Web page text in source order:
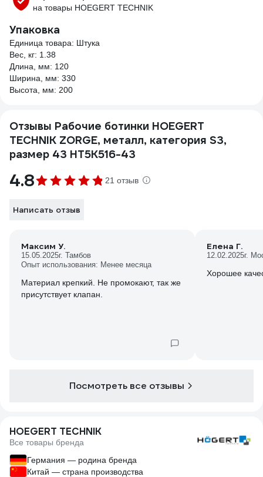
на товары HOEGERT TECHNIK
Упаковка
Единица товара: Штука
Вес, кг: 1.38
Длина, мм: 120
Ширина, мм: 330
Высота, мм: 200
Отзывы Рабочие ботинки HOEGERT
TECHNIK ZORGE, металл, категория S3,
размер 43 HT5K516-43
4.8 21 отзыв
Написать отзыв
Максим У.
15.05.2025г. Тамбов
Опыт использования: Менее месяца
Материал крепкий. Не промокают, так же
присутствует клапан.
Елена Г.
12.02.2025г.
Хорошее
Посмотреть все отзывы
HOEGERT TECHNIK
Все товары бренда
Германия — родина бренда
Китай — страна производства